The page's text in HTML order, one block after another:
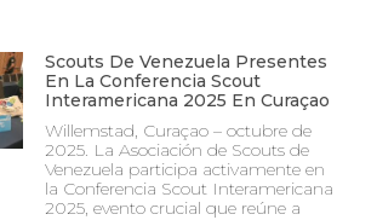
Scouts De Venezuela Presentes
En La Conferencia Scout
Interamericana 2025 En Curaçao
Willemstad, Curaçao – octubre de
2025. La Asociación de Scouts de
Venezuela participa activamente en
la Conferencia Scout Interamericana
2025, evento crucial que reúne a